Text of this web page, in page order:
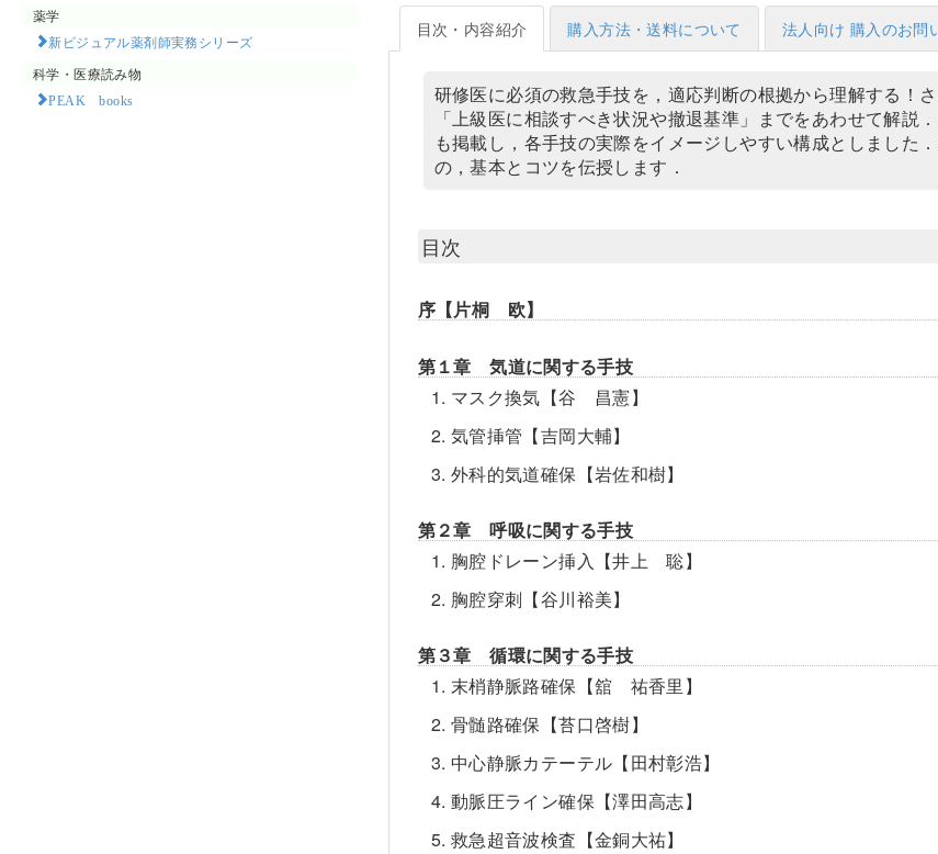
薬学
新ビジュアル薬剤師実務シリーズ
科学・医療読み物
PEAK books​
目次・内容紹介 購入方法・送料について 法人向け 購入のお問
研修医に必須の救急手技を，適応判断の根拠から理解する！
「上級医に相談すべき状況や撤退基準」までをあわせて解
も掲載し，各手技の実際をイメージしやすい構成としました
の，基本とコツを伝授します．
目次
序【片桐 欧】
第１章 気道に関する手技
1. マスク換気【谷 昌憲】
2. 気管挿管【吉岡大輔】
3. 外科的気道確保【岩佐和樹】
第２章 呼吸に関する手技
1. 胸腔ドレーン挿入【井上 聡】
2. 胸腔穿刺【谷川裕美】
第３章 循環に関する手技
1. 末梢静脈路確保【舘 祐香里】
2. 骨髄路確保【苔口啓樹】
3. 中心静脈カテーテル【田村彰浩】
4. 動脈圧ライン確保【澤田高志】
5. 救急超音波検査【金銅大祐】